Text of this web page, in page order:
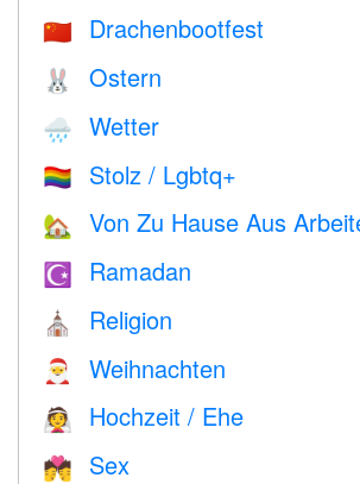
🇨🇳 Drachenbootfest
🐰 Ostern
🌧 Wetter
🏳️‍🌈 Stolz / Lgbtq+
🏡 Von Zu Hause Aus
☪️ Ramadan
⛪️ Religion
🎅 Weihnachten
👰 Hochzeit / Ehe
💏 Sex